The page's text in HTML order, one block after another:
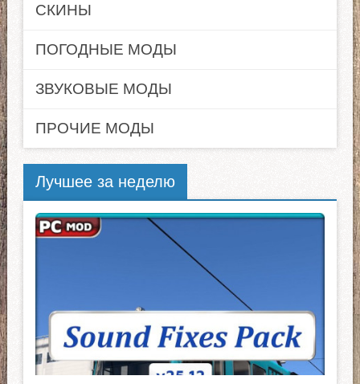
СКИНЫ
ПОГОДНЫЕ МОДЫ
ЗВУКОВЫЕ МОДЫ
ПРОЧИЕ МОДЫ
Лучшее за неделю